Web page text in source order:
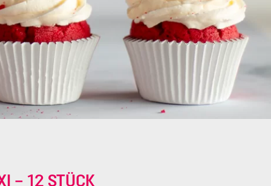
– 12 STÜCK